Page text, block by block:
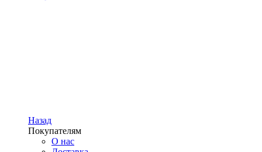
Назад
Покупателям
О нас